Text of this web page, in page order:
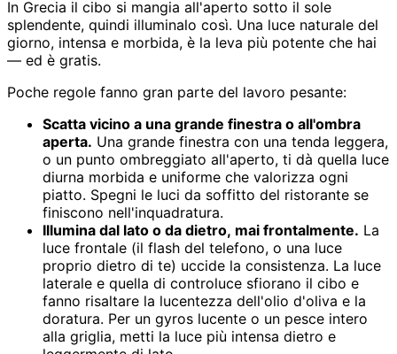
In Grecia il cibo si mangia all'aperto sotto il sole
splendente, quindi illuminalo così. Una luce naturale del
giorno, intensa e morbida, è la leva più potente che hai
— ed è gratis.
Poche regole fanno gran parte del lavoro pesante:
Scatta vicino a una grande finestra o all'ombra
aperta. Una grande finestra con una tenda leggera,
o un punto ombreggiato all'aperto, ti dà quella luce
diurna morbida e uniforme che valorizza ogni
piatto. Spegni le luci da soffitto del ristorante se
finiscono nell'inquadratura.
Illumina dal lato o da dietro, mai frontalmente. La
luce frontale (il flash del telefono, o una luce
proprio dietro di te) uccide la consistenza. La luce
laterale e quella di controluce sfiorano il cibo e
fanno risaltare la lucentezza dell'olio d'oliva e la
doratura. Per un gyros lucente o un pesce intero
alla griglia, metti la luce più intensa dietro e